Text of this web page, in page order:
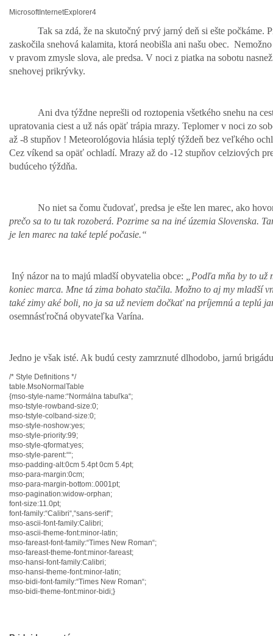
MicrosoftInternetExplorer4
Tak sa zdá, že na skutočný prvý jarný deň si ešte počkáme.
zaskočila snehová kalamita, ktorá neobišla ani našu obec.
v pravom zmysle slova, ale predsa. V noci z piatka na sobotu
snehovej prikrývky.
Ani dva týždne neprešli od roztopenia všetkého snehu na
upratovania ciest a už nás opäť trápia mrazy. Teplomer v noci zo
až -8 stupňov ! Meteorológovia hlásia teplý týždeň bez veľkého
Cez víkend sa opäť ochladí. Mrazy až do -12 stupňov celziových
budúceho týždňa.
No niet sa čomu čudovať, predsa je ešte len marec, ako
prečo sa to tu tak rozoberá. Pozrime sa na iné územia Slovenska.
je len marec na také teplé počasie.“
Iný názor na to majú mladší obyvatelia obce:
„Podľa mňa by to už
koniec marca. Mne tá zima bohato stačila. Možno to aj my mladší
také zimy aké boli, no ja sa už neviem dočkať na príjemnú a teplú
osemnásťročná obyvateľka Varína.
Jedno je však isté. Ak budú cesty zamrznuté dlhodobo, jarnú
/* Style Definitions */
table.MsoNormalTable
{mso-style-name:“Normálna tabuľka“;
mso-tstyle-rowband-size:0;
mso-tstyle-colband-size:0;
mso-style-noshow:yes;
mso-style-priority:99;
mso-style-qformat:yes;
mso-style-parent:““;
mso-padding-alt:0cm 5.4pt 0cm 5.4pt;
mso-para-margin:0cm;
mso-para-margin-bottom:.0001pt;
mso-pagination:widow-orphan;
font-size:11.0pt;
font-family:“Calibri“,“sans-serif“;
mso-ascii-font-family:Calibri;
mso-ascii-theme-font:minor-latin;
mso-fareast-font-family:“Times New Roman“;
mso-fareast-theme-font:minor-fareast;
mso-hansi-font-family:Calibri;
mso-hansi-theme-font:minor-latin;
mso-bidi-font-family:“Times New Roman“;
mso-bidi-theme-font:minor-bidi;}